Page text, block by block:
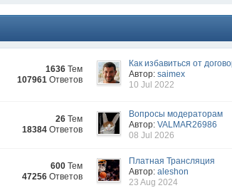
1636 Тем
107961 Ответов
Как избавиться от
Автор:saimex
10 Jul 2022
26 Тем
18384 Ответов
Вопросы модераторам
Автор:VALMAR26986
08 Jul 2026
600 Тем
47256 Ответов
Платная Трансляция
Автор:aleshon
23 Aug 2024